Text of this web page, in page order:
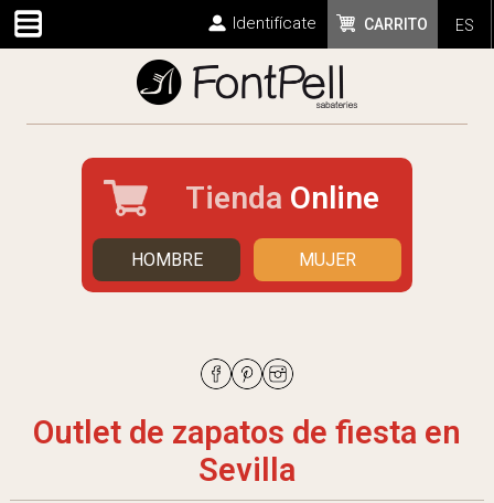
ES
CARRITO
Identifícate
Tienda Online
HOMBRE MUJER
Outlet de zapatos de fiesta en
Sevilla